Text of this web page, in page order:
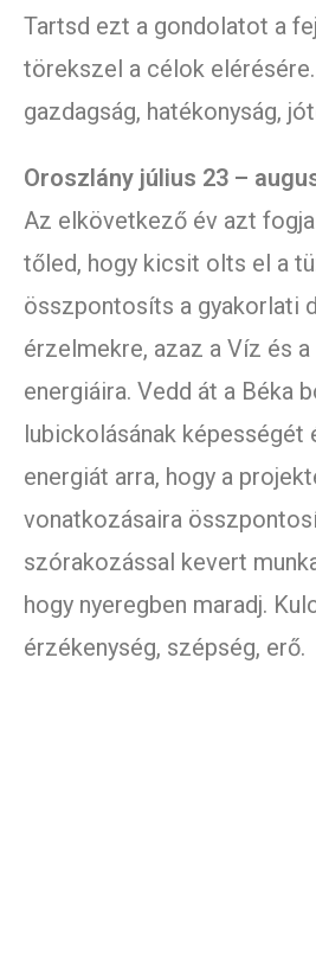
Tartsd ezt a gondolatot a
törekszel a célok
gazdagság, hatékonyság,
Oroszlány július 23 –
Az elkövetkező év azt
tőled, hogy kicsit olts el a
összpontosíts a gyakorlati
érzelmekre, azaz a Víz és
energiáira. Vedd át a Béka
lubickolásának képességét
energiát arra, hogy a
vonatkozásaira
szórakozással kevert
hogy nyeregben maradj.
érzékenység, szépség, erő.